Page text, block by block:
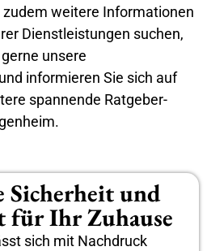
zudem weitere Informationen
Dienstleistungen suchen,
unsere
und informieren Sie sich auf
spannende Ratgeber-
Sicherheit und
für Ihr Zuhause
sich mit Nachdruck